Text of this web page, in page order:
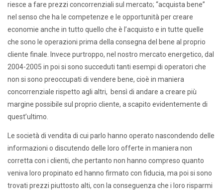
riesce a fare prezzi concorrenziali sul mercato; “acquista bene”
nel senso che ha le competenze e le opportunità per creare
economie anche in tutto quello che è l’acquisto e in tutte quelle
che sono le operazioni prima della consegna del bene al proprio
cliente finale. Invece purtroppo, nel nostro mercato energetico, dal
2004-2005 in poi si sono succeduti tanti esempi di operatori che
non si sono preoccupati di vendere bene, cioè in maniera
concorrenziale rispetto agli altri, bensì di andare a creare più
margine possibile sul proprio cliente, a scapito evidentemente di
quest’ultimo.
Le società di vendita di cui parlo hanno operato nascondendo delle
informazioni o discutendo delle loro offerte in maniera non
corretta con i clienti, che pertanto non hanno compreso quanto
veniva loro propinato ed hanno firmato con fiducia, ma poi si sono
trovati prezzi piuttosto alti, con la conseguenza che i loro risparmi